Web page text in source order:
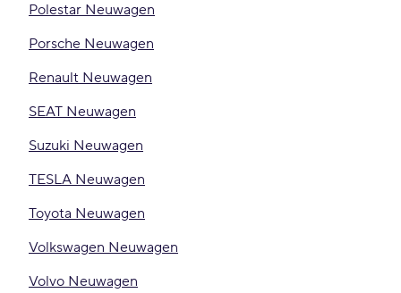
Polestar Neuwagen
Porsche Neuwagen
Renault Neuwagen
SEAT Neuwagen
Suzuki Neuwagen
TESLA Neuwagen
Toyota Neuwagen
Volkswagen Neuwagen
Volvo Neuwagen